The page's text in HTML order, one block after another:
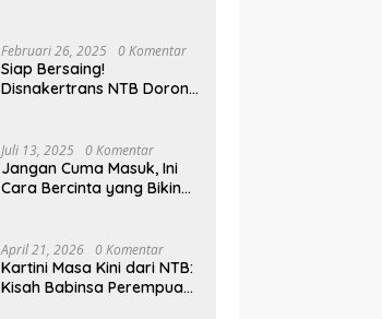
Februari 26, 2025 0 Komentar
Siap Bersaing!
Disnakertrans NTB Dorong
Juli 13, 2025 0 Komentar
Jangan Cuma Masuk, Ini
Cara Bercinta yang Bikin
April 21, 2026 0 Komentar
Kartini Masa Kini dari NTB:
Kisah Babinsa Perempuan